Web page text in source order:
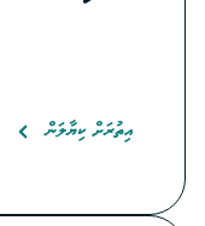
އިތުރަށް ކިޔާލަން